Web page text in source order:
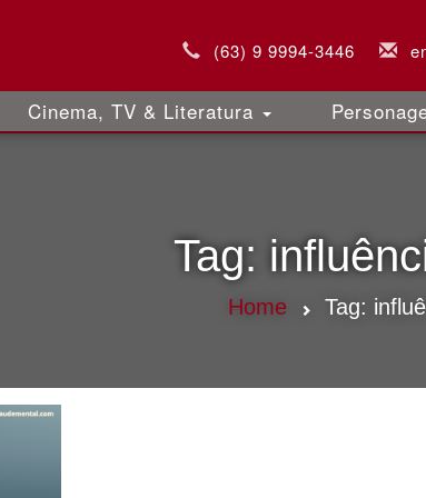
(63) 9 9994-3446
Cinema, TV & Literatura
Tag:
Home Tag: